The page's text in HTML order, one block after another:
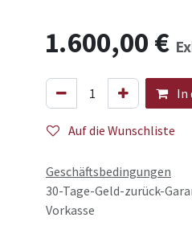
1.600,00€
In
Auf die Wunschliste
Geschäftsbedingungen
30-Tage-Geld-zurück-
Vorkasse